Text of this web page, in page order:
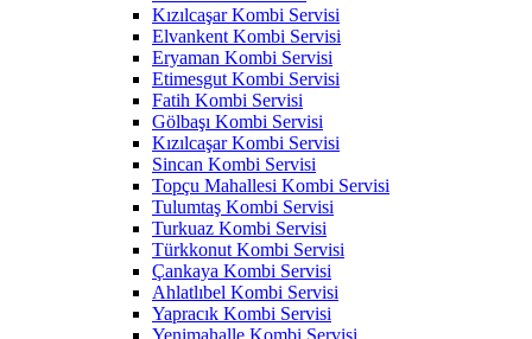
Kızılcaşar Kombi Servisi
Elvankent Kombi Servisi
Eryaman Kombi Servisi
Etimesgut Kombi Servisi
Fatih Kombi Servisi
Gölbaşı Kombi Servisi
Kızılcaşar Kombi Servisi
Sincan Kombi Servisi
Topçu Mahallesi Kombi Servisi
Tulumtaş Kombi Servisi
Turkuaz Kombi Servisi
Türkkonut Kombi Servisi
Çankaya Kombi Servisi
Ahlatlıbel Kombi Servisi
Yapracık Kombi Servisi